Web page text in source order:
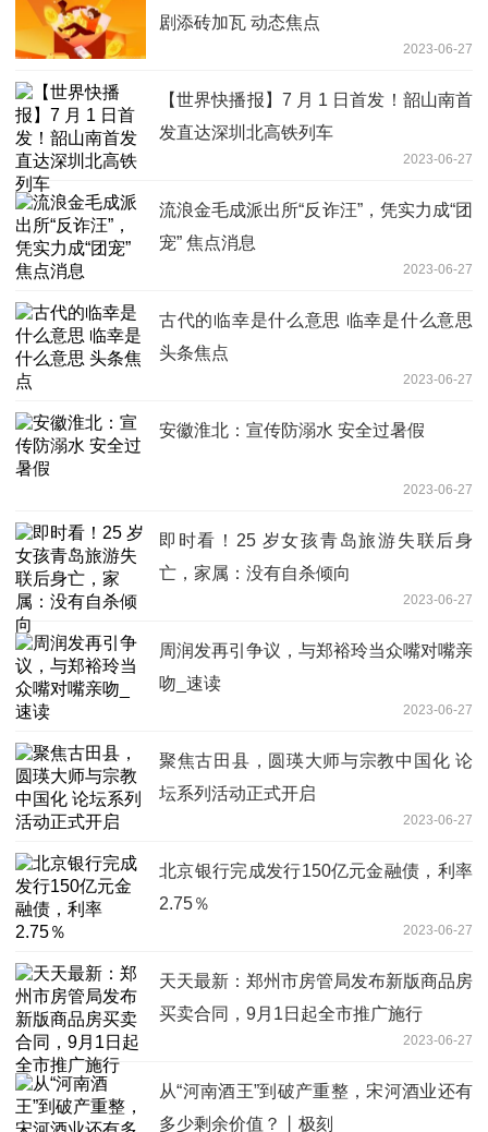
剧添砖加瓦 动态焦点
2023-06-27
【世界快播报】7 月 1 日首发！韶山南首
发直达深圳北高铁列车
2023-06-27
流浪金毛成派出所“反诈汪”，凭实力成“团
宠” 焦点消息
2023-06-27
古代的临幸是什么意思 临幸是什么意思
头条焦点
2023-06-27
安徽淮北：宣传防溺水 安全过暑假
2023-06-27
即时看！25 岁女孩青岛旅游失联后身
亡，家属：没有自杀倾向
2023-06-27
周润发再引争议，与郑裕玲当众嘴对嘴亲
吻_速读
2023-06-27
聚焦古田县，圆瑛大师与宗教中国化 论
坛系列活动正式开启
2023-06-27
北京银行完成发行150亿元金融债，利率
2.75％
2023-06-27
天天最新：郑州市房管局发布新版商品房
买卖合同，9月1日起全市推广施行
2023-06-27
从“河南酒王”到破产重整，宋河酒业还有
多少剩余价值？丨极刻